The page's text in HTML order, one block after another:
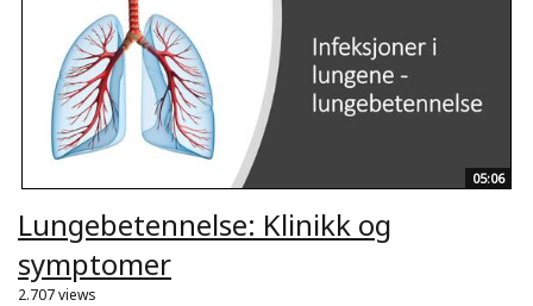
05:06
Lungebetennelse: Klinikk og
symptomer
2.707 views